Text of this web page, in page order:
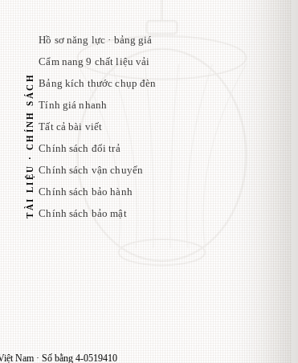
TÀI LIỆU · CHÍNH SÁCH
Hồ sơ năng lực · bảng giá
Cẩm nang 9 chất liệu vải
Bảng kích thước chụp đèn
Tính giá nhanh
Tất cả bài viết
Chính sách đổi trả
Chính sách vận chuyển
Chính sách bảo hành
Chính sách bảo mật
Nam · Số bằng 4-0519410